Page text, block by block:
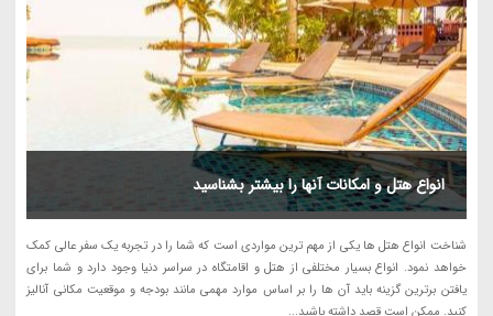
انواع هتل و امکانات آنها را بیشتر بشناسید
شناخت انواع هتل ها یکی از مهم ترین مواردی است که شما را در تجربه یک سفر عالی کمک
خواهد نمود. انواع بسیار مختلفی از هتل و اقامتگاه در سراسر دنیا وجود دارد و شما برای
یافتن برترین گزینه باید آن ها را بر اساس موارد مهمی مانند بودجه و موقعیت مکانی آنالیز